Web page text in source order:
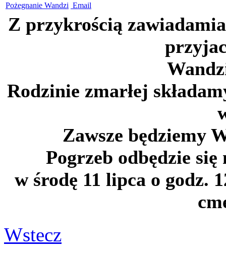
Pożegnanie Wandzi Email
Z przykrością
Rodzinie zmarłej
Zawsze będziemy
Pogrzeb odbędzie
w środę 11 lipca o godz.
Wstecz